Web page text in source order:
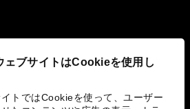
ェブサイトはCookieを使用し
イトではCookieを使って、ユーザー
り組み